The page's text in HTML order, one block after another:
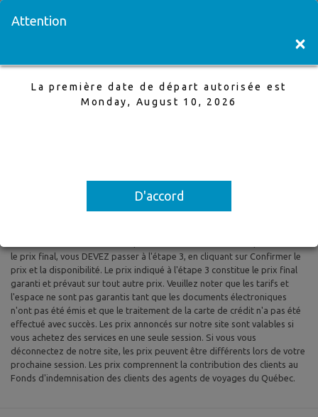
Montreal à Palma de Mallorca
21 Aug,2025 à 31 Aug,2025, 1 Adultes
Tous les prix sont basés sur le tarif aérien aller-retour et le tarif aérien
le prix final, vous DEVEZ passer à l'étape 3, en cliquant sur Confirmer le
prix et la disponibilité. Le prix indiqué à l'étape 3 constitue le prix final
garanti et prévaut sur tout autre prix. Veuillez noter que les tarifs et
l'espace ne sont pas garantis tant que les documents électroniques
n'ont pas été émis et que le traitement de la carte de crédit n'a pas été
effectué avec succès. Les prix annoncés sur notre site sont valables si
vous achetez des services en une seule session. Si vous vous
déconnectez de notre site, les prix peuvent être différents lors de votre
prochaine session. Les prix comprennent la contribution des clients au
Fonds d'indemnisation des clients des agents de voyages du Québec.
Attention
×
La première date de départ autorisée est
Monday, August 10, 2026
D'accord